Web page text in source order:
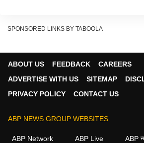
डिलीवरी बैग खोला और पूंछ
SPONSORED LINKS BY TABOOLA
ABOUT US FEEDBACK
CAREERS
ADVERTISE WITH US
SITEMAP
PRIVACY POLICY
CONTACT US
ABP NEWS GROUP WEBSITES
ABP Network ABP Live ABP